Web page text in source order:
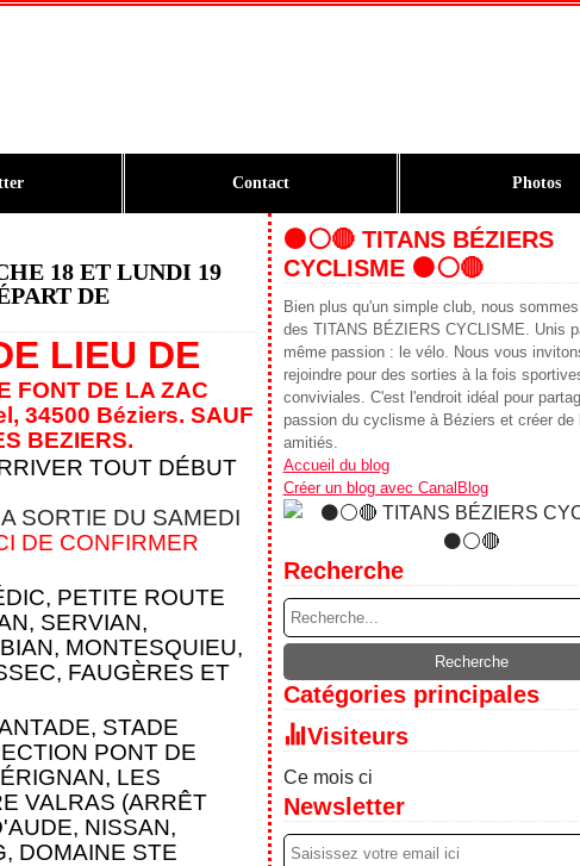
Contact Photos
18 ET LUNDI 19
DE
LIEU DE
FONT DE LA ZAC
34500 Béziers. SAUF
BEZIERS.
TOUT DÉBUT
SORTIE DU SAMEDI
DE CONFIRMER
PETITE ROUTE
SERVIAN,
MONTESQUIEU,
FAUGÈRES ET
STADE
PONT DE
LES
VALRAS (ARRÊT
NISSAN,
DOMAINE STE
⚫️⚪️🔴 TITANS BÉZIERS
CYCLISME ⚫️⚪️🔴
Bien plus qu'un simple club, nous
des TITANS BÉZIERS CYCLISME. Unis
même passion : le vélo. Nous vous
rejoindre pour des sorties à la fois
conviviales. C'est l'endroit idéal pour
passion du cyclisme à Béziers et créer de
amitiés.
Accueil du blog
Créer un blog avec CanalBlog
Recherche
Catégories principales
Visiteurs
Ce mois ci
Newsletter